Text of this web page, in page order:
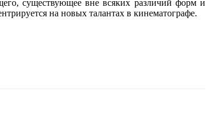
существующее вне всяких различий форм и
на новых талантах в кинематографе.